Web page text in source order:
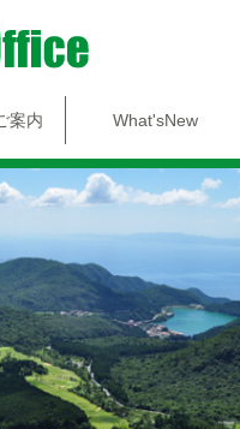
案内 What'sNew